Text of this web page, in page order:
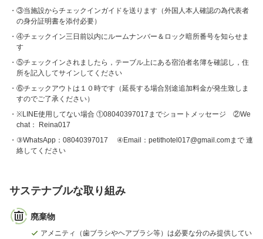
③当施設からチェックインガイドを送ります（外国人本人確認の為代表者
の身分証明書を添付必要）
④チェックイン三日前以内にルームナンバー＆ロック暗所番号を知らせま
す
⑤チェックインされましたら，テーブル上にある宿泊者名簿を確認し，住
所を記入してサインしてください
⑥チェックアウトは１０時です（延長する場合別途追加料金が発生致しま
すのでご了承ください）
※LINE使用してない場合 ①08040397017までショートメッセージ ②We
chat： Reina017
③WhatsApp：08040397017 ④Email：petithotel017@gmail.comまで 連
絡してください
サステナブルな取り組み
廃棄物
アメニティ（歯ブラシやヘアブラシ等）は必要な分のみ提供してい